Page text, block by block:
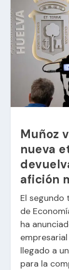
Muñoz
nueva
afición
El segundo
de
ha
llegado a
para la